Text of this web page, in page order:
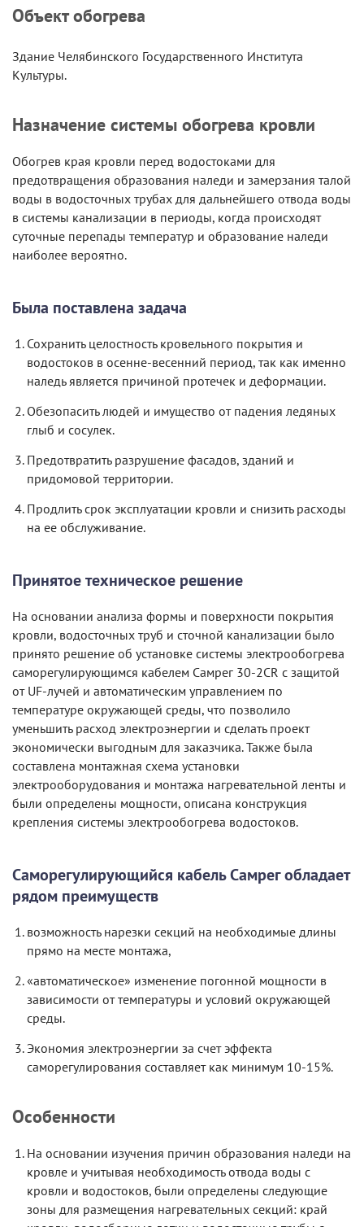
Объект обогрева
Здание Челябинского Государственного Института
Культуры.
Назначение системы обогрева кровли
Обогрев края кровли перед водостоками для
предотвращения образования наледи и замерзания талой
воды в водосточных трубах для дальнейшего отвода воды
в системы канализации в периоды, когда происходят
суточные перепады температур и образование наледи
наиболее вероятно.
Была поставлена задача
Сохранить целостность кровельного покрытия и
водостоков в осенне-весенний период, так как именно
наледь является причиной протечек и деформации.
Обезопасить людей и имущество от падения ледяных
глыб и сосулек.
Предотвратить разрушение фасадов, зданий и
придомовой территории.
Продлить срок эксплуатации кровли и снизить расходы
на ее обслуживание.
Принятое техническое решение
На основании анализа формы и поверхности покрытия
кровли, водосточных труб и сточной канализации было
принято решение об установке системы электрообогрева
саморегулирующимся кабелем Самрег 30-2CR с защитой
от UF-лучей и автоматическим управлением по
температуре окружающей среды, что позволило
уменьшить расход электроэнергии и сделать проект
экономически выгодным для заказчика. Также была
составлена монтажная схема установки
электрооборудования и монтажа нагревательной ленты и
были определены мощности, описана конструкция
крепления системы электрообогрева водостоков.
Саморегулирующийся кабель Самрег обладает
рядом преимуществ
возможность нарезки секций на необходимые длины
прямо на месте монтажа,
«автоматическое» изменение погонной мощности в
зависимости от температуры и условий окружающей
среды.
Экономия электроэнергии за счет эффекта
саморегулирования составляет как минимум 10-15%.
Особенности
На основании изучения причин образования наледи на
кровле и учитывая необходимость отвода воды с
кровли и водостоков, были определены следующие
зоны для размещения нагревательных секций: край